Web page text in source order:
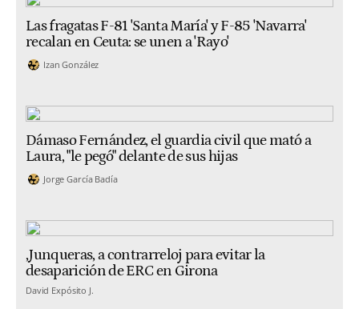
Las fragatas F-81 'Santa María' y F-85 'Navarra'
recalan en Ceuta: se unen a 'Rayo'
Izan González
Dámaso Fernández, el guardia civil que mató a
Laura, "le pegó" delante de sus hijas
Jorge García Badía
,Junqueras, a contrarreloj para evitar la
desaparición de ERC en Girona
David Expósito J.